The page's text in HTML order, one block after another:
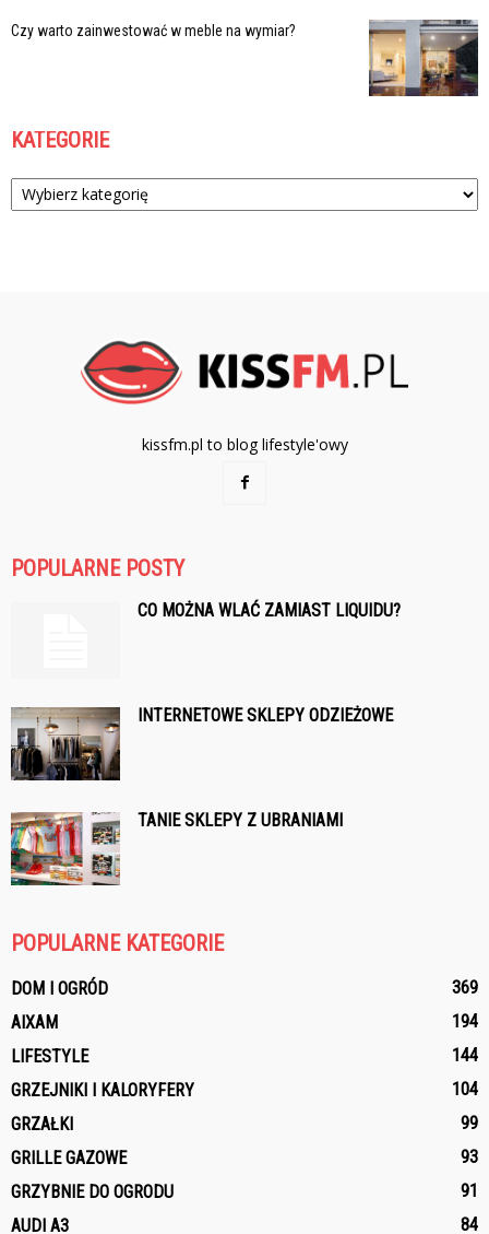
Czy warto zainwestować w meble na wymiar?
KATEGORIE
Kategorie
kissfm.pl to blog lifestyle'owy
POPULARNE POSTY
CO MOŻNA WLAĆ ZAMIAST LIQUIDU?
INTERNETOWE SKLEPY ODZIEŻOWE
TANIE SKLEPY Z UBRANIAMI
POPULARNE KATEGORIE
DOM I OGRÓD
369
AIXAM
194
LIFESTYLE
144
GRZEJNIKI I KALORYFERY
104
GRZAŁKI
99
GRILLE GAZOWE
93
GRZYBNIE DO OGRODU
91
AUDI A3
84